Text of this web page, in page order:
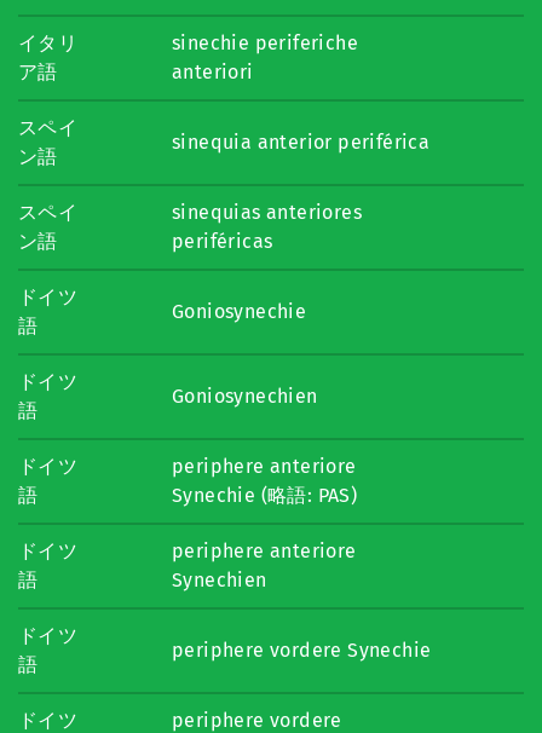
イタリ
ア語
sinechie periferiche
anteriori
スペイ
ン語
sinequia anterior periférica
スペイ
ン語
sinequias anteriores
periféricas
ドイツ
語
Goniosynechie
ドイツ
語
Goniosynechien
ドイツ
語
periphere anteriore
Synechie (略語: PAS)
ドイツ
語
periphere anteriore
Synechien
ドイツ
語
periphere vordere Synechie
ドイツ
periphere vordere